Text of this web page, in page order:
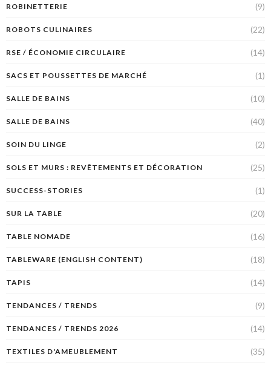
ROBINETTERIE (9)
ROBOTS CULINAIRES (22)
RSE / ÉCONOMIE CIRCULAIRE (14)
SACS ET POUSSETTES DE MARCHÉ (1)
SALLE DE BAINS (10)
SALLE DE BAINS (40)
SOIN DU LINGE (2)
SOLS ET MURS : REVÊTEMENTS ET DÉCORATION (25)
SUCCESS-STORIES (1)
SUR LA TABLE (20)
TABLE NOMADE (16)
TABLEWARE (ENGLISH CONTENT) (18)
TAPIS (14)
TENDANCES / TRENDS (9)
TENDANCES / TRENDS 2026 (14)
TEXTILES D'AMEUBLEMENT (35)